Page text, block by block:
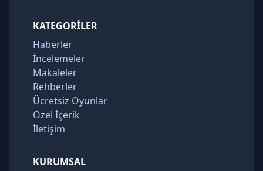
KATEGORILER
Haberler
İncelemeler
Makaleler
Rehberler
Ücretsiz Oyunlar
Özel İçerik
İletişim
KURUMSAL